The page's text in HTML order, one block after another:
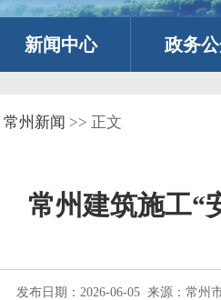
新闻中心 政务
常州新闻 >> 正文
常州建筑施工“
发布日期：2026-06-05 来源： 常州